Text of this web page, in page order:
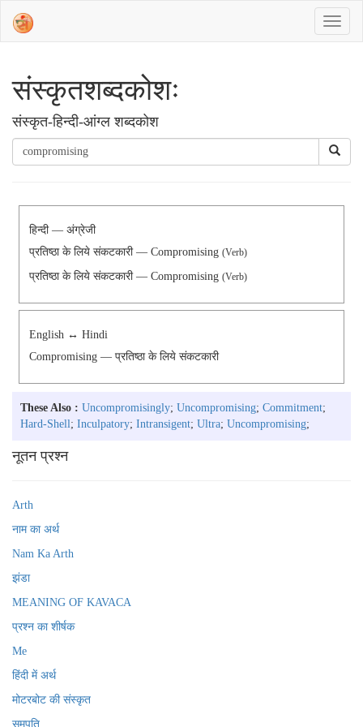
संस्‍कृतशब्‍दकोशः
संस्‍कृत-हिन्दी-आंग्ल शब्दकोश
हिन्दी — अंग्रेजी
प्रतिष्ठा के लिये संकटकारी — Compromising (Verb)
प्रतिष्ठा के लिये संकटकारी — Compromising (Verb)
English ↔ Hindi
Compromising — प्रतिष्ठा के लिये संकटकारी
These Also : Uncompromisingly; Uncompromising; Commitment;
Hard-Shell; Inculpatory; Intransigent; Ultra; Uncompromising;
नूतन प्रश्न
Arth
नाम का अर्थ
Nam Ka Arth
झंडा
MEANING OF KAVACA
प्रश्न का शीर्षक
Me
हिंदी में अर्थ
मोटरबोट की संस्कृत
समपृति